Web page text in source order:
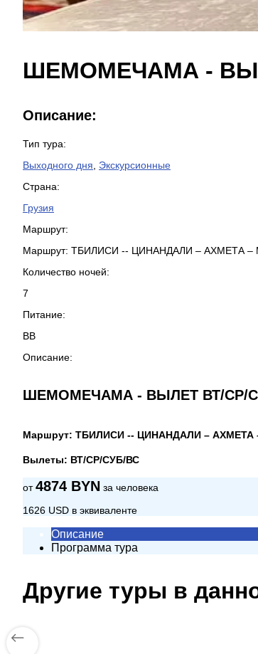
ШЕМОМЕЧАМА -
Описание:
Тип тура:
Выходного дня
Экскурсионные
Страна:
Грузия
Маршрут:
Маршрут: ТБИЛИСИ -- ЦИНАНДАЛИ – АХМЕТА
Количество ночей:
7
Питание:
BB
Описание:
ШЕМОМЕЧАМА - ВЫЛЕТ ВТ/СР/
Маршрут: ТБИЛИСИ -- ЦИНАНДАЛИ –
Вылеты: ВТ/СР/СУБ/ВС
от4874 BYN за человека
1626 USD в эквиваленте
Описание
Программа тура
Другие туры в